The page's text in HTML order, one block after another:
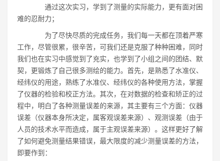
通过这次实习，学到了测量的实际能力，更有面对困
难的忍耐力；
为了尽快尽质的完成任务，我们每一天都在顶着严寒
工作，尽管很累，很辛苦，可我们还是克服了种种困难，同时
我们也在实习中感觉到了充实，也学到了小组之间的团结、默
契，更锻炼了自己很多测绘的能力。首先，是熟悉了水准仪、
经纬仪的用途，熟练了水准仪、经纬仪的各种使用方法，掌握
了仪器的检验和校正方法。其次，在对数据的检查和矫正的过
程中，明白了各种测量误差的来源，其主要有三个方面：仪器
误差（仪器本身所决定，属客观误差来源）、观测误差（由于
人员的技术水平而造成，属于主观误差来源）。这样更好了解
了如何避免测量结果错误，最大限度的减少测量误差的方法，
即要作到：